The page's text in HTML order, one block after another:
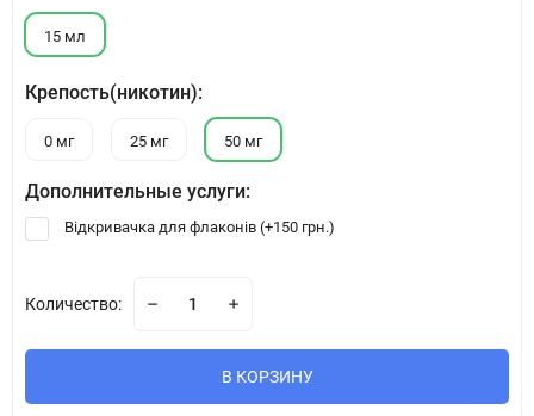
15 мл
Крепость(никотин):
0 мг 25 мг 50 мг
Дополнительные услуги:
Відкривачка для флаконів (+150 грн.)
Количество:
В КОРЗИНУ